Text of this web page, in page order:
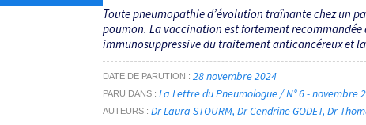
Toute pneumopathie d’évolution traînante chez un
poumon. La vaccination est fortement
immunosuppressive du traitement anticancéreux et
DATE DE PARUTION 28 novembre 2024
PARU DANS La Lettre du Pneumologue / N° 6 - novembre
AUTEURS Dr Laura STOURM Dr Cendrine GODET Dr